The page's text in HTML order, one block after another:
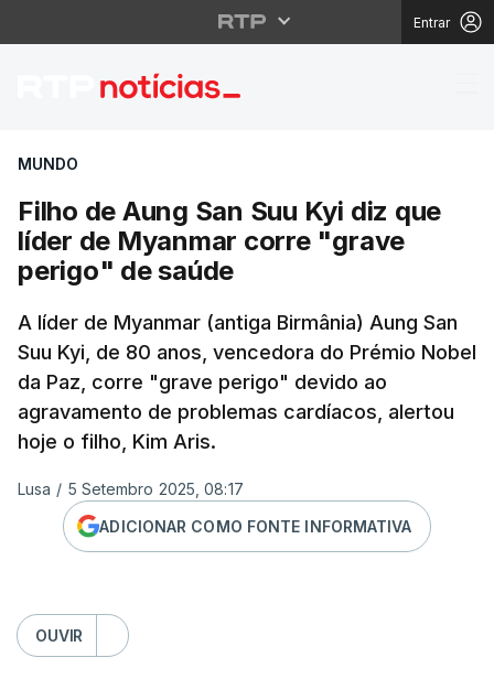
Entrar
Filho de Aung San
MUNDO
Filho de Aung San Suu Kyi diz que
líder de Myanmar corre "grave
perigo" de saúde
A líder de Myanmar (antiga Birmânia) Aung San
Suu Kyi, de 80 anos, vencedora do Prémio Nobel
da Paz, corre "grave perigo" devido ao
agravamento de problemas cardíacos, alertou
hoje o filho, Kim Aris.
Lusa / 5 Setembro 2025, 08:17
ADICIONAR COMO FONTE INFORMATIVA
OUVIR